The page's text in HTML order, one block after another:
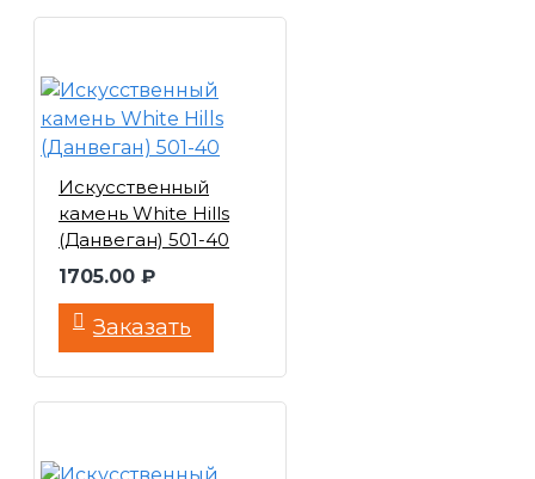
Искусственный
камень White Hills
(Данвеган) 501-40
1705.00 ₽
Заказать